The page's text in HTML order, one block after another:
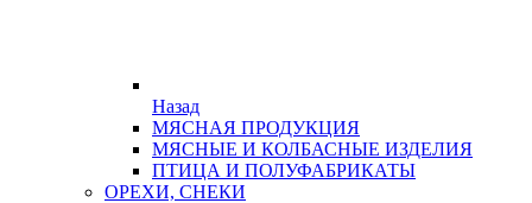
Назад
МЯСНАЯ ПРОДУКЦИЯ
МЯСНЫЕ И КОЛБАСНЫЕ ИЗДЕЛИЯ
ПТИЦА И ПОЛУФАБРИКАТЫ
ОРЕХИ, СНЕКИ